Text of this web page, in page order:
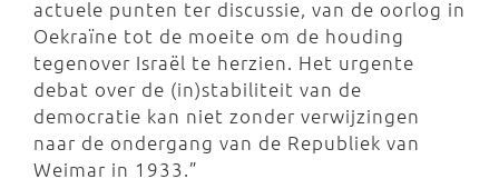
actuele punten ter discussie, van de oorlog in
Oekraïne tot de moeite om de houding
tegenover Israël te herzien. Het urgente
debat over de (in)stabiliteit van de
democratie kan niet zonder verwijzingen
naar de ondergang van de Republiek van
Weimar in 1933.”